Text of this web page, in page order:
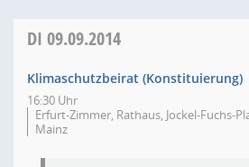
DI 09.09.2014
Klimaschutzbeirat (Konstituierung)
16:30 Uhr
Erfurt-Zimmer, Rathaus, Jockel-Fuchs-
Mainz